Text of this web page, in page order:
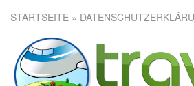
STARTSEITE »